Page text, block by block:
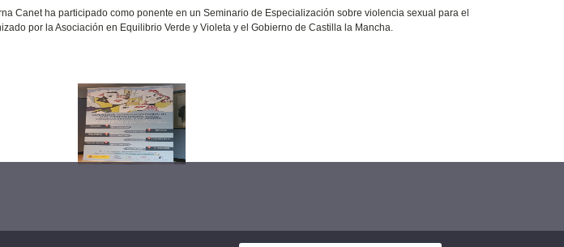
Canet ha participado como ponente en un Seminario de Especialización sobre violencia sexual para el
por la Asociación en Equilibrio Verde y Violeta y el Gobierno de Castilla la Mancha.